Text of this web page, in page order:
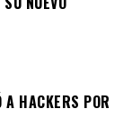
A HACKERS POR